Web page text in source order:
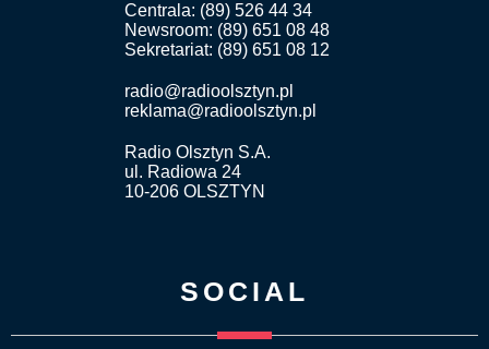
Centrala: (89) 526 44 34
Newsroom: (89) 651 08 48
Sekretariat: (89) 651 08 12
radio@radioolsztyn.pl
reklama@radioolsztyn.pl
Radio Olsztyn S.A.
ul. Radiowa 24
10-206 OLSZTYN
SOCIAL